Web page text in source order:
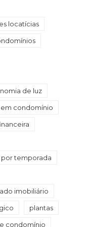
locatícias
de luz
condomínio
temporada
imobiliário
plantas
condomínio